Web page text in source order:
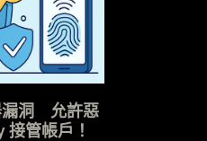
漏洞 允許惡
管帳戶！